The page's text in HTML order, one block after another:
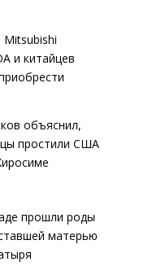
и китайцев
объяснил,
простили США
прошли роды
матерью